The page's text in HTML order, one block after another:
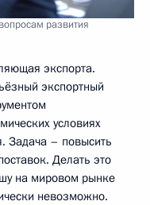
развития
экспорта.
экспортный
условиях
Задача – повысить
Делать это
на мировом рынке
невозможно.